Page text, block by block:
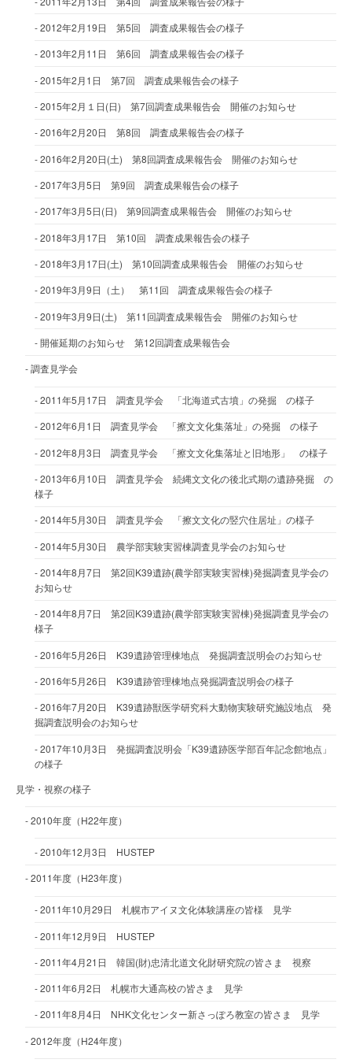
2012年2月19日 第5回 調査成果報告会の様子
2013年2月11日 第6回 調査成果報告会の様子
2015年2月1日 第7回 調査成果報告会の様子
2015年2月１日(日) 第7回調査成果報告会 開催のお知らせ
2016年2月20日 第8回 調査成果報告会の様子
2016年2月20日(土) 第8回調査成果報告会 開催のお知らせ
2017年3月5日 第9回 調査成果報告会の様子
2017年3月5日(日) 第9回調査成果報告会 開催のお知らせ
2018年3月17日 第10回 調査成果報告会の様子
2018年3月17日(土) 第10回調査成果報告会 開催のお知らせ
2019年3月9日（土） 第11回 調査成果報告会の様子
2019年3月9日(土) 第11回調査成果報告会 開催のお知らせ
開催延期のお知らせ 第12回調査成果報告会
調査見学会
2011年5月17日 調査見学会 「北海道式古墳」の発掘 の様子
2012年6月1日 調査見学会 「擦文文化集落址」の発掘 の様子
2012年8月3日 調査見学会 「擦文文化集落址と旧地形」 の様子
2013年6月10日 調査見学会 続縄文文化の後北式期の遺跡発掘 の
様子
2014年5月30日 調査見学会 「擦文文化の竪穴住居址」の様子
2014年5月30日 農学部実験実習棟調査見学会のお知らせ
2014年8月7日 第2回K39遺跡(農学部実験実習棟)発掘調査見学会の
お知らせ
2014年8月7日 第2回K39遺跡(農学部実験実習棟)発掘調査見学会の
様子
2016年5月26日 K39遺跡管理棟地点 発掘調査説明会のお知らせ
2016年5月26日 K39遺跡管理棟地点発掘調査説明会の様子
2016年7月20日 K39遺跡獣医学研究科大動物実験研究施設地点 発
掘調査説明会のお知らせ
2017年10月3日 発掘調査説明会「K39遺跡医学部百年記念館地点」
の様子
見学・視察の様子
2010年度（H22年度）
2010年12月3日 HUSTEP
2011年度（H23年度）
2011年10月29日 札幌市アイヌ文化体験講座の皆様 見学
2011年12月9日 HUSTEP
2011年4月21日 韓国(財)忠清北道文化財研究院の皆さま 視察
2011年6月2日 札幌市大通高校の皆さま 見学
2011年8月4日 NHK文化センター新さっぽろ教室の皆さま 見学
2012年度（H24年度）